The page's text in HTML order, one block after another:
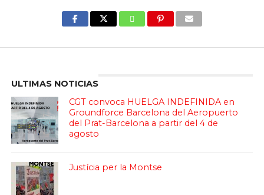
ULTIMAS NOTICIAS
CGT convoca HUELGA INDEFINIDA en
Groundforce Barcelona del Aeropuerto
del Prat-Barcelona a partir del 4 de
agosto
Justícia per la Montse